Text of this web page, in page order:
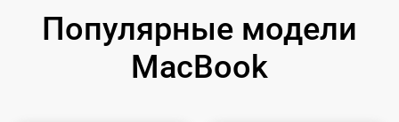
Популярные модели
MacBook